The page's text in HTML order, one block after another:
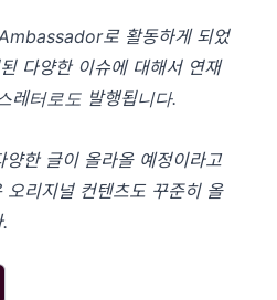
로 활동하게 되었
다양한 이슈에 대해서 연재
레터로도 발행됩니다.
한 글이 올라올 예정이라고
리지널 컨텐츠도 꾸준히 올